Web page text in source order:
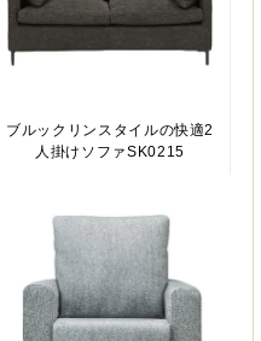
ブルックリンスタイルの快適2
人掛けソファSK0215